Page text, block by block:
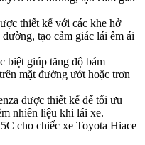
thiết kế với các khe hở
tạo cảm giác lái êm ái
biệt giúp tăng độ bám
mặt đường ướt hoặc trơn
được thiết kế để tối ưu
nhiên liệu khi lái xe.
cho chiếc xe Toyota Hiace